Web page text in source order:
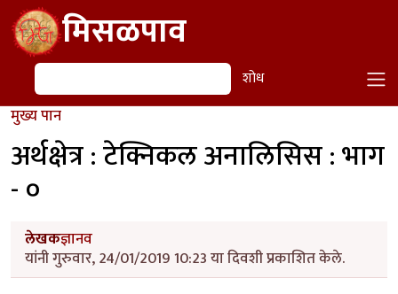
Skip to main contentमिसळपाव
शोध शोध
मुख्य पान
अर्थक्षेत्र : टेक्निकल अनालिसिस : भाग
- ०
लेखकज्ञानव
यांनी गुरुवार, 24/01/2019 10:23 या दिवशी प्रकाशित केले.